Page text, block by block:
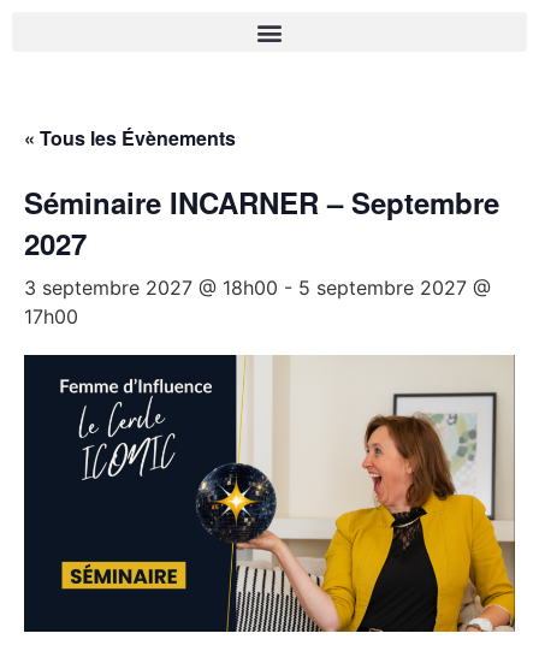
« Tous les Évènements
Séminaire INCARNER – Septembre
2027
3 septembre 2027 @ 18h00 - 5 septembre 2027 @
17h00